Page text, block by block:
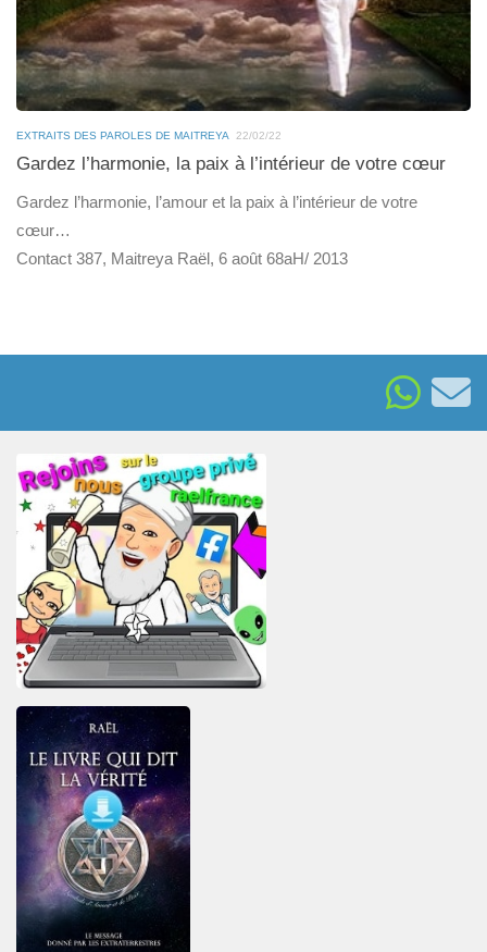
EXTRAITS DES PAROLES DE MAITREYA 22/02/22
Gardez l’harmonie, la paix à l’intérieur de votre cœur
Gardez l’harmonie, l’amour et la paix à l’intérieur de votre
cœur…
Contact 387, Maitreya Raël, 6 août 68aH/ 2013